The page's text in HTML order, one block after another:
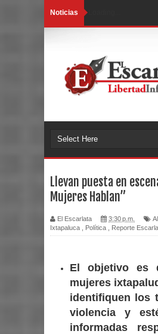
Noticias
Llevan puesta en
Mujeres Hablan”
El Escarlata 3:30 p.m.
Ixtapaluca
Política Reporte
El objetivo es
mujeres
identifiquen los
violencia y
informadas